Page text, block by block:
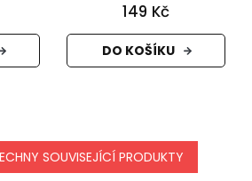
149 Kč
DO KOŠÍKU
SOUVISEJÍCÍ PRODUKTY